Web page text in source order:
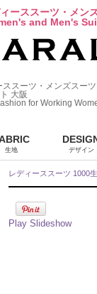
ーススーツ・メン
and Men's
スーツ・メンズスー
大阪
for Working
生地 デザイン
レディーススーツ 1000
Play Slideshow